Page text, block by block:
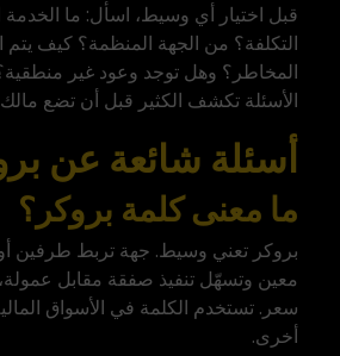
قبل اختيار أي وسيط، اسأل: ما الخدمة
التكلفة؟ من الجهة المنظمة؟ كيف
المخاطر؟ وهل توجد وعود غير
الأسئلة تكشف الكثير قبل أن تضع مالك
أسئلة شائعة عن
ما معنى كلمة بروكر؟
بروكر تعني وسيط. جهة تربط طرفين
معين وتسهّل تنفيذ صفقة مقابل
سعر. تستخدم الكلمة في الأسواق
أخرى.